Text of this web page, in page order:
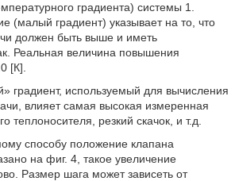
градиента) системы 1.
(малый градиент) указывает на то, что
должен быть выше и иметь
Реальная величина повышения
[К].
градиент, используемый для вычисления
влияет самая высокая измеренная
теплоносителя, резкий скачок, и т.д.
способу положение клапана
на фиг. 4, такое увеличение
Размер шага может зависеть от